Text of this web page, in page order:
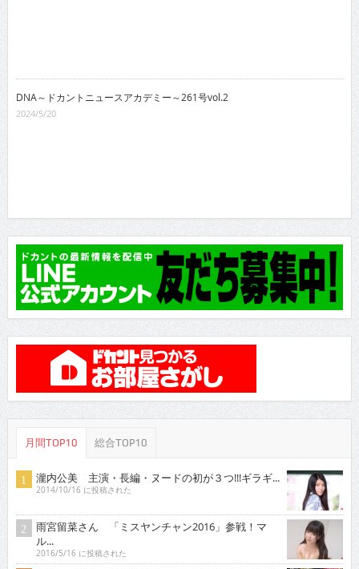
月間TOP10 総合TOP10
瀧内公美 主演・長編・ヌードの初が３つ!!!ギラギ...
2014/10/16 に投稿された
ル...
真琴 セクシーDVDをリリースした元ひきこもり女
子...
RaMu 18歳Gカップ美少女がDVDデビュー
2016/4/16 に投稿された